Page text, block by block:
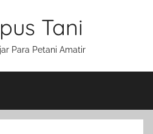
Tani
Para Petani Amatir